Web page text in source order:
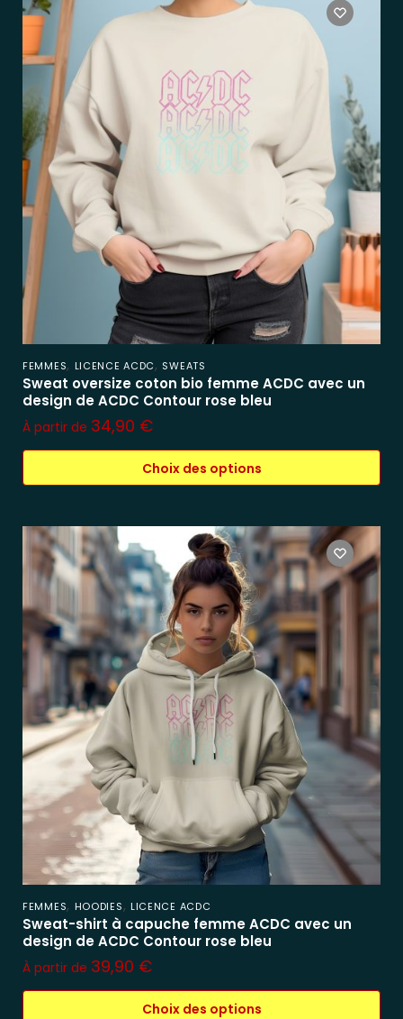
FEMMES, LICENCE ACDC, SWEATS
Sweat oversize coton bio femme ACDC avec un
design de ACDC Contour rose bleu
À partir de 34,90 €
Choix des options
FEMMES, HOODIES, LICENCE ACDC
Sweat-shirt à capuche femme ACDC avec un
design de ACDC Contour rose bleu
À partir de 39,90 €
Choix des options